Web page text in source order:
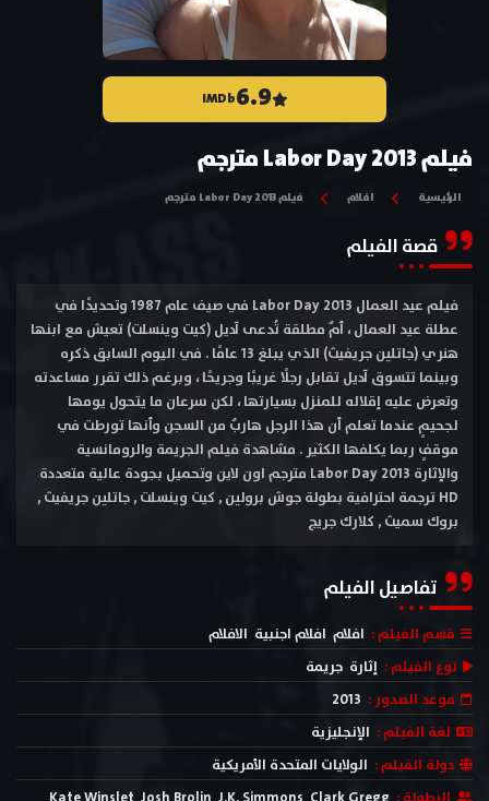
6.9
IMDb
فيلم Labor Day 2013 مترجم
الرئيسية افلام فيلم Labor Day 2013 مترجم
قصة الفيلم
فيلم عيد العمال Labor Day 2013 في صيف عام 1987 وتحديدًا في
عطلة عيد العمال ، أمٌ مطلقة تُدعى آديل (كيت وينسلت) تعيش مع ابنها
هنري (جاتلين جريفيث) الذي يبلغ 13 عامًا . في اليوم السابق ذكره
وبينما تتسوق آديل تقابل رجلًا غريبًا وجريحًا ، وبرغم ذلك تقرر مساعدته
وتعرض عليه إقلاله للمنزل بسيارتها ، لكن سرعان ما يتحول يومها
لجحيمٍ عندما تعلم أن هذا الرجل هاربٌ من السجن وأنها تورطت في
موقفٍ ربما يكلفها الكثير . مشاهدة فيلم الجريمة والرومانسية
والإثارة Labor Day 2013 مترجم اون لاين وتحميل بجودة عالية متعددة
HD ترجمة احترافية بطولة جوش برولين , كيت وينسلت , جاتلين جريفيث ,
بروك سميث , كلارك جريج
تفاصيل الفيلم
قسم الفيلم : افلام افلام اجنبية الافلام
نوع الفيلم : إثارة جريمة
موعد الصدور : 2013
لغة الفيلم : الإنجليزية
دولة الفيلم : الولايات المتحدة الأمريكية